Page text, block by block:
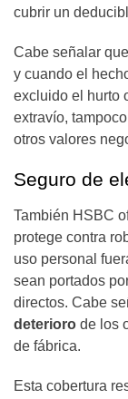
cubrir un
Cabe señalar
y cuando el
excluido el hurto
extravío,
otros valores
Seguro de
También HSBC
protege contra
uso personal
sean portados
directos. Cabe
deterioro de los
de fábrica.
Esta cobertura